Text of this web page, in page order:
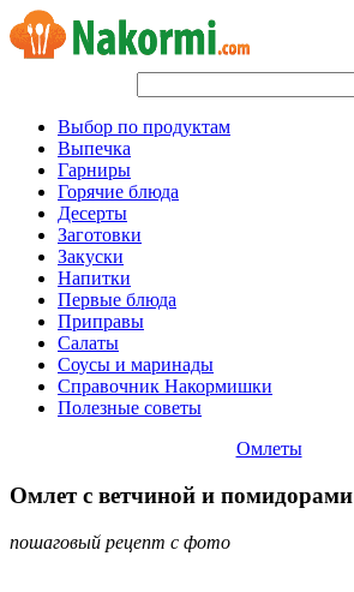
Выбор по продуктам
Выпечка
Гарниры
Горячие блюда
Десерты
Заготовки
Закуски
Напитки
Первые блюда
Приправы
Салаты
Соусы и маринады
Справочник Накормишки
Полезные советы
Омлеты
Омлет с ветчиной и помидорами
пошаговый рецепт с фото